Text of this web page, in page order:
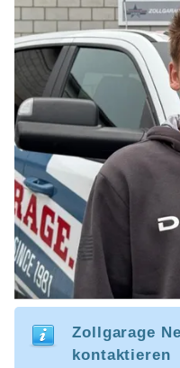
Zollgarage
kontaktieren